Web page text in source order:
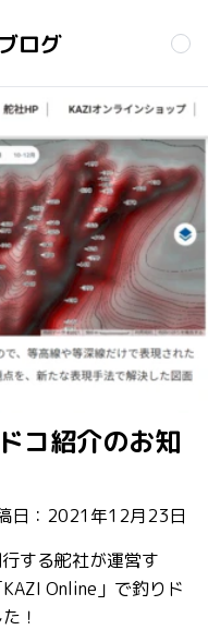
ログ
コ紹介のお知
日：2021年12月23日
する舵社が運営す
Online」で釣りド
！